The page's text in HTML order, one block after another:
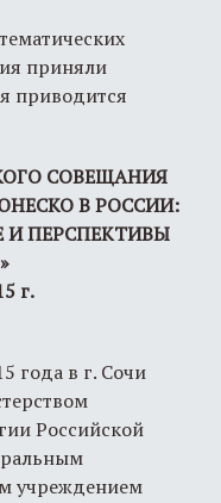
приняли
приводится
СОВЕЩАНИЯ
В РОССИИ:
И ПЕРСПЕКТИВЫ
5г.
года в г. Сочи
Российской
учреждением